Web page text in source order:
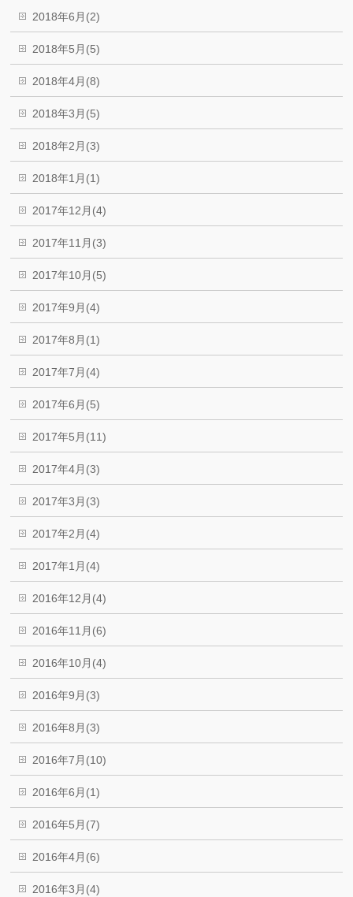
2018年6月(2)
2018年5月(5)
2018年4月(8)
2018年3月(5)
2018年2月(3)
2018年1月(1)
2017年12月(4)
2017年11月(3)
2017年10月(5)
2017年9月(4)
2017年8月(1)
2017年7月(4)
2017年6月(5)
2017年5月(11)
2017年4月(3)
2017年3月(3)
2017年2月(4)
2017年1月(4)
2016年12月(4)
2016年11月(6)
2016年10月(4)
2016年9月(3)
2016年8月(3)
2016年7月(10)
2016年6月(1)
2016年5月(7)
2016年4月(6)
2016年3月(4)